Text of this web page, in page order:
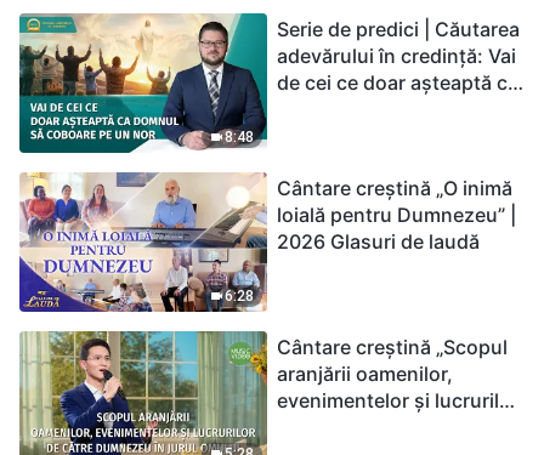
8:48
Serie de predici | Căutarea
adevărului în credință: Vai
de cei ce doar așteaptă ca
6:28
Cântare creștină „O inimă
loială pentru Dumnezeu” |
2026 Glasuri de laudă
Cântare creștină „Scopul
aranjării oamenilor,
evenimentelor și lucrurilor